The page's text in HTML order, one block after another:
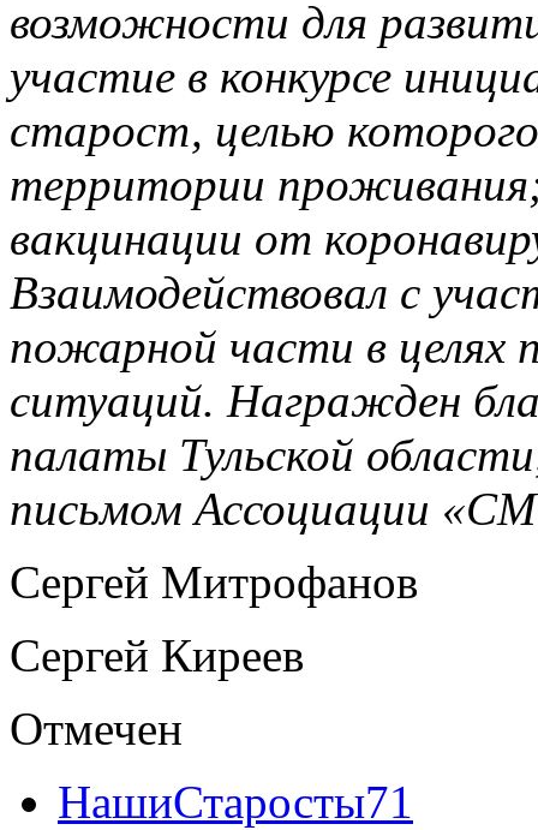
возможности для
участие в конкурсе
старост, целью
территории
вакцинации от
Взаимодействовал с
пожарной части в целях
ситуаций. Награжден
палаты Тульской
письмом Ассоциации
Сергей Митрофанов
Сергей Киреев
Отмечен
НашиСтаросты71